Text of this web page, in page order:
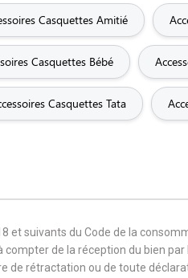
Casquettes Amitié
Casquettes Bébé
Casquettes Tata
suivants du Code de la
de la réception du bien
rétractation ou de toute